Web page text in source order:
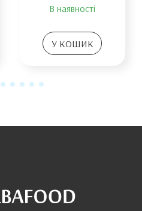
В наявності
У КОШИК